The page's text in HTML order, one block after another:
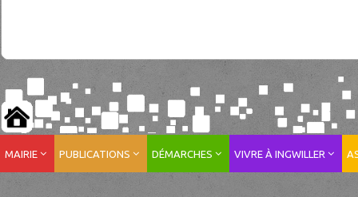
MAIRIE PUBLICATIONS DÉMARCHES VIVRE À INGWILLER